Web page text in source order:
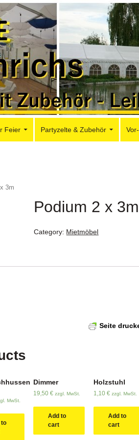
Feier Partyzelte & Zubehör
3m
Podium 2 x 3m
Category: Mietmöbel
Seite
MwSt.
Dimmer
19,50€ zzgl. MwSt.
Add to
cart
Holzstuhl
1,10 € zzgl. MwSt.
Add to
cart